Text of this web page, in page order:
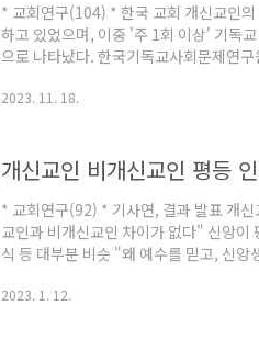
* 교회연구(104) * 한국 교회 개신교인
하고 있었으며, 이중 '주 1회 이상' 기독
으로 나타났다. 한국기독교사회문제연
사(연세대 연신원)가 했으며, 박진규 박
뢰해 전국 만 19세 이상 개신교인 남녀
2023. 11. 18.
개신교인 비개신교인 평등
* 교회연구(92) * 기사연, 결과 발표 개
교인과 비개신교인 차이가 없다" 신앙이
식 등 대부분 비슷 "왜 예수를 믿고, 신
만, 문화적으로는 조금 더 보수적(권위주
2023. 1. 12.